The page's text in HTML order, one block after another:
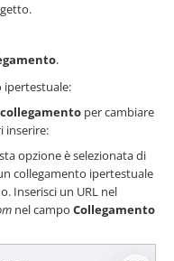
.
ipertestuale:
per cambiare
inserire:
opzione è selezionata di
collegamento ipertestuale
Inserisci un URL nel
nel campo Collegamento